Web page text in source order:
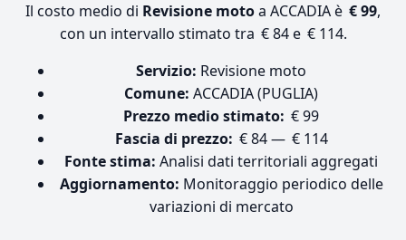
Il costo medio di Revisione motoa ACCADIA è € 99,
con un intervallo stimato tra € 84 e € 114.
Servizio: Revisione moto
Comune: ACCADIA (PUGLIA)
Prezzo medio stimato: € 99
Fascia di prezzo: € 84 — € 114
Fonte stima: Analisi dati territoriali aggregati
Aggiornamento: Monitoraggio periodico delle
variazioni di mercato